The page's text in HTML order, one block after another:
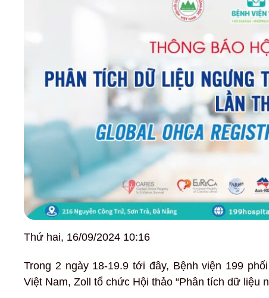
Thứ hai, 16/09/2024 10:16
Trong 2 ngày 18-19.9 tới đây, Bệnh viện 199
Việt Nam, Zoll tổ chức Hội thảo “Phân tích dữ liệu